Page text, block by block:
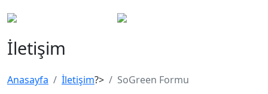
İletişim
Anasayfa İletişim?> SoGreen Formu